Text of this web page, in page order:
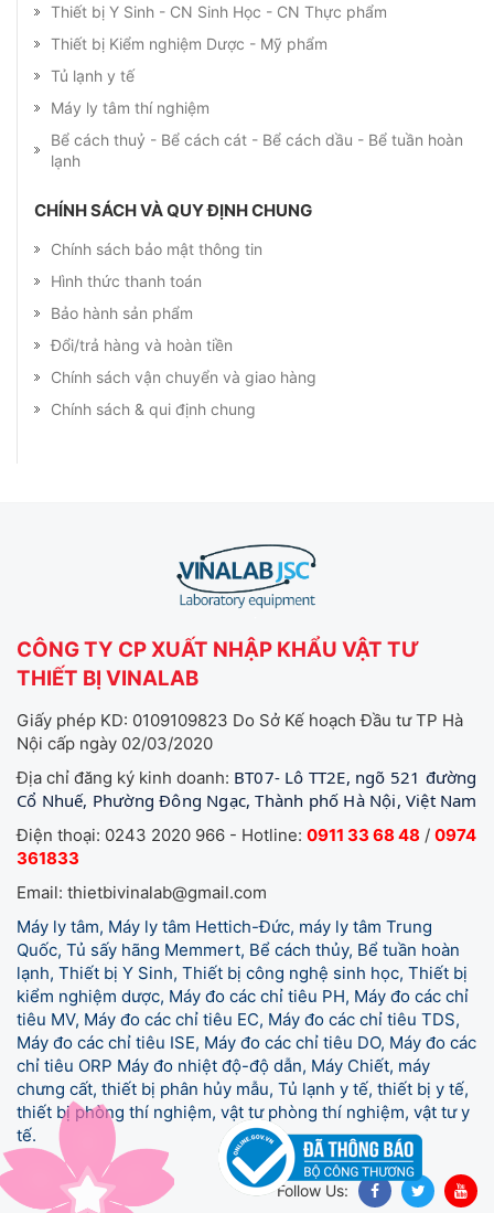
Thiết bị Y Sinh - CN Sinh Học - CN Thực phẩm
Thiết bị Kiểm nghiệm Dược - Mỹ phẩm
Tủ lạnh y tế
Máy ly tâm thí nghiệm
Bể cách thuỷ - Bể cách cát - Bể cách dầu - Bể tuần hoàn
lạnh
CHÍNH SÁCH VÀ QUY ĐỊNH CHUNG
Chính sách bảo mật thông tin
Hình thức thanh toán
Bảo hành sản phẩm
Đổi/trả hàng và hoàn tiền
Chính sách vận chuyển và giao hàng
Chính sách & qui định chung
CÔNG TY CP XUẤT NHẬP KHẨU VẬT TƯ
THIẾT BỊ VINALAB
Giấy phép KD: 0109109823 Do Sở Kế hoạch Đầu tư TP Hà
Nội cấp ngày 02/03/2020
Địa chỉ đăng ký kinh doanh: BT07- Lô TT2E, ngõ 521 đường
Cổ Nhuế, Phường Đông Ngạc, Thành phố Hà Nội, Việt Nam
Điện thoại: 0243 2020 966 - Hotline: 0911 33 68 48 / 0974
361833
Email: thietbivinalab@gmail.com
Máy ly tâm, Máy ly tâm Hettich-Đức, máy ly tâm Trung
Quốc, Tủ sấy hãng Memmert, Bể cách thủy, Bể tuần hoàn
lạnh, Thiết bị Y Sinh, Thiết bị công nghệ sinh học, Thiết bị
kiểm nghiệm dược, Máy đo các chỉ tiêu PH, Máy đo các chỉ
tiêu MV, Máy đo các chỉ tiêu EC, Máy đo các chỉ tiêu TDS,
Máy đo các chỉ tiêu ISE, Máy đo các chỉ tiêu DO, Máy đo các
chỉ tiêu ORP Máy đo nhiệt độ-độ dẫn, Máy Chiết, máy
chưng cất, thiết bị phân hủy mẫu, Tủ lạnh y tế, thiết bị y tế,
thiết bị phòng thí nghiệm, vật tư phòng thí nghiệm, vật tư y
tế.
Follow Us: